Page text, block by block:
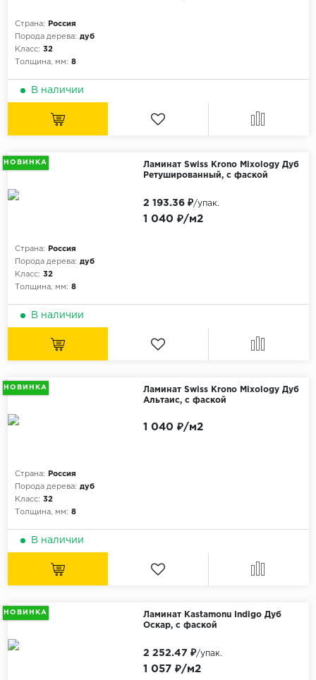
Страна:
Россия
Порода дерева: дуб
Класс: 32
Толщина, мм: 8
В наличии
НОВИНКА
Ламинат Swiss Krono Mixology Дуб
Ретушированный, с фаской
Страна:
Россия
Порода дерева: дуб
Класс: 32
Толщина, мм: 8
1 040 ₽/м2
2 193.36 ₽/упак.
В наличии
НОВИНКА
Ламинат Swiss Krono Mixology Дуб
Альтаис, с фаской
Страна:
Россия
Порода дерева: дуб
Класс: 32
Толщина, мм: 8
1 040 ₽/м2
В наличии
НОВИНКА
Ламинат Kastamonu Indigo Дуб
Оскар, с фаской
1 057 ₽/м2
2 252.47 ₽/упак.